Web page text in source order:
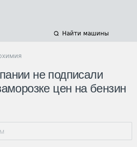
Найти машины
не подписали
цен на бензин